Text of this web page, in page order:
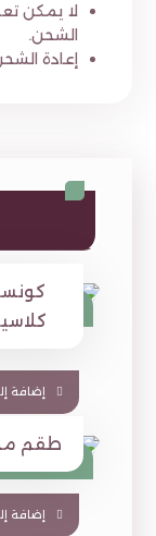
لا يمكن
الشحن.
إعادة
⃁ 1,376
إضافة
طقم
إضافة